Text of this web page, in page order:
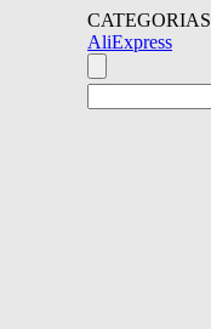
CATEGORIAS
AliExpress